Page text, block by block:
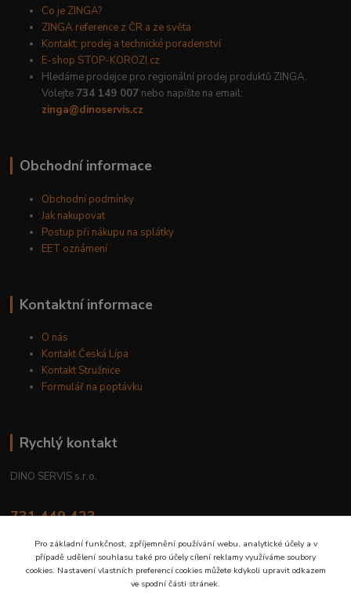
Co je ZINGA?
ZINGA reference z ČR a ze světa
Kontakt: prodej a technické poradenství
E-shop STOP-KOROZI.cz
Hledáme prodejce pro regionální prodej produktů ZINGA.
Volejte 734 149 007 nebo napište na email:
zinga@dinoservis.cz
Obchodní informace
Obchodní podmínky
Jak nakupovat
Postup při nákupu na splátky
EET oznámení
Kontaktní informace
O nás
Kontakt Česká Lípa
Kontakt Stružnice
Formulář na poptávku
Rychlý kontakt
DINO SERVIS s.r.o.
731 449 423
prodejna@dinoservis.cz
Pro základní funkčnost, zpříjemnění používání webu, analytické účely a v
případě udělení souhlasu také pro účely cílení reklamy využíváme soubory
cookies. Nastavení vlastních preferencí cookies můžete kdykoli upravit odkazem
ve spodní části stránek.